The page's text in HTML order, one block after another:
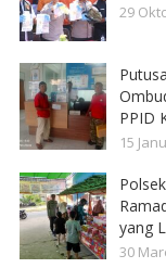
29
PPID
15
yang
30